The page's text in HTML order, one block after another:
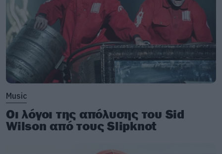
Music
Οι λόγοι της απόλυσης του Sid
Wilson από τους Slipknot